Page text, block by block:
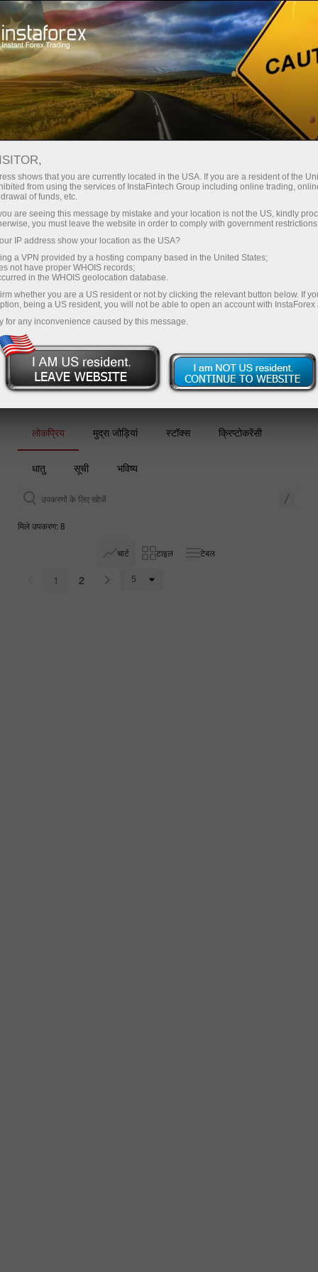
व्यापारियों के लिए
ऑनलाइन फॉरेक्स चार्ट
वित्तीय बाजारों में व्यापार करने के लिए सबसे अच्छे शर्तों के
साथ अनुबंध विशिष्टताओं की सारणियाँ। आज ही
इंस्टाफॉरेक्स में शामिल हों और अपना लाभ अधिकतम करें!
डेमो खाता खोलें
लोकप्रिय मुद्रा जोड़ियां स्टॉक्स क्रिप्टोकरेंसी
धातु सूची भविष्य
मिले उपकरण: 8
चार्ट टाइल टेबल
1 2
shows that you are currently located in the USA. If you are a resident of the
from using the services of InstaFintech Group including online trading,
of funds, etc.
are seeing this message by mistake and your location is not the US, kindly
you must leave the website in order to comply with government
IP address show your location as the USA?
a VPN provided by a hosting company based in the United States;
not have proper WHOIS records;
in the WHOIS geolocation database.
whether you are a US resident or not by clicking the relevant button below. If
being a US resident, you will not be able to open an account with InstaForex
for any inconvenience caused by this message.